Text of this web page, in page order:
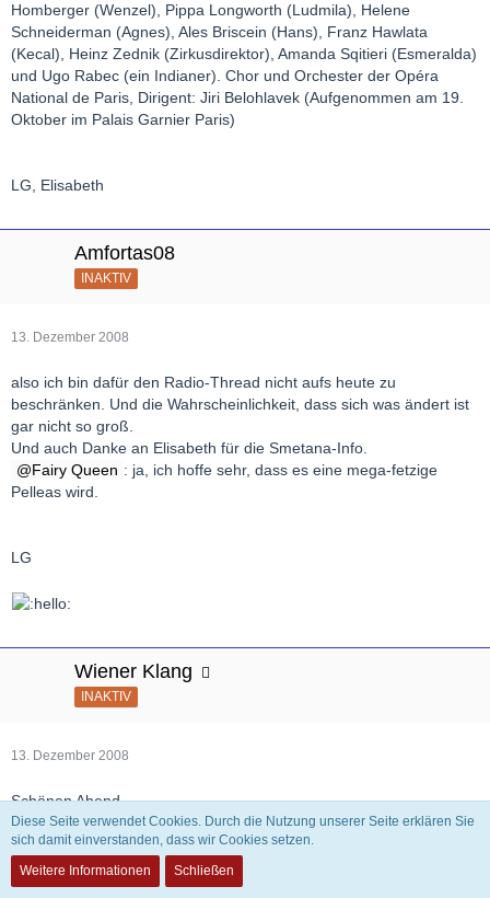
Homberger (Wenzel), Pippa Longworth (Ludmila), Helene
Schneiderman (Agnes), Ales Briscein (Hans), Franz Hawlata
(Kecal), Heinz Zednik (Zirkusdirektor), Amanda Sqitieri (Esmeralda)
und Ugo Rabec (ein Indianer). Chor und Orchester der Opéra
National de Paris, Dirigent: Jiri Belohlavek (Aufgenommen am 19.
Oktober im Palais Garnier Paris)
LG, Elisabeth
Amfortas08
INAKTIV
13. Dezember 2008
also ich bin dafür den Radio-Thread nicht aufs heute zu
beschränken. Und die Wahrscheinlichkeit, dass sich was ändert ist
gar nicht so groß.
Und auch Danke an Elisabeth für die Smetana-Info.
Fairy Queen : ja, ich hoffe sehr, dass es eine mega-fetzige
Pelleas wird.
LG
Wiener Klang
INAKTIV
13. Dezember 2008
Schönen Abend.
Da kündigen die großartig und lange an, dass heute, Samstag, 13.
Dezember 2008 um 20h04min die VIII. Bruckner live auf Kulturradio
Diese Seite verwendet Cookies. Durch die Nutzung unserer Seite erklären Sie
sich damit einverstanden, dass wir Cookies setzen.
Weitere Informationen
Schließen